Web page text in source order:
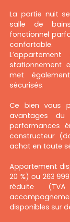
La partie nuit
salle de
fonctionnel
confortable.
stationnement
met
sécurisés.
Ce bien vous
avantages
performances
constructeur
achat en toute
Appartement
20 %) ou 263
réduite
disponibles sur